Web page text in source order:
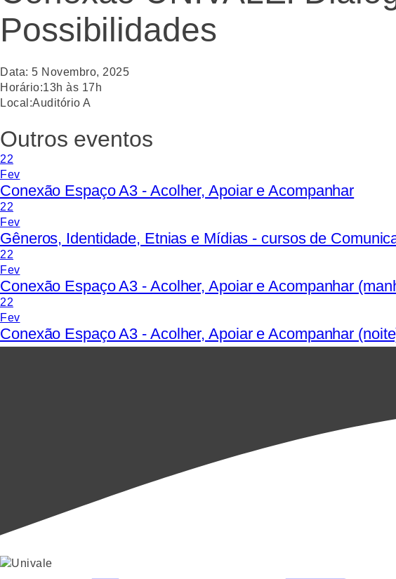
Possibilidades
Data: 5 Novembro, 2025
Horário:13h às 17h
Local:Auditório A
Outros eventos
22
Fev
Conexão Espaço A3 - Acolher, Apoiar e Acompanhar
22
Fev
Gêneros, Identidade, Etnias e Mídias - cursos de
22
Fev
Conexão Espaço A3 - Acolher, Apoiar e Acompanhar
22
Fev
Conexão Espaço A3 - Acolher, Apoiar e Acompanhar